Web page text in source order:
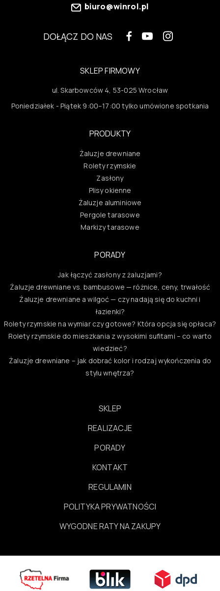
biuro@winrol.pl
DOŁĄCZ DO NAS
SKLEP FIRMOWY
ul. Skarbowców 4, 53-025 Wrocław
Poniedziałek - Piątek 9:00–17:00 tylko umówione spotkania
PRODUKTY
Żaluzje drewniane
Rolety rzymskie
Zasłony
Plisy okienne
Żaluzje aluminiowe
Pergole tarasowe
Markizy tarasowe
PORADY
Jak łączyć zasłony z żaluzjami?
Żaluzje drewniane vs. bambusowe — różnice, ceny, trwałość
Żaluzje drewniane a wilgoć — czy nadają się do kuchni i
łazienki?
Rolety rzymskie na wymiar czy gotowe? Która opcja się opłaca?
Rolety rzymskie do mieszkania z wysokimi sufitami – co warto
wiedzieć?
Żaluzje drewniane – jak dobrać kolor i rodzaj wykończenia do
stylu wnętrza?
SKLEP
REALIZACJE
PORADY
KONTAKT
REGULAMIN
POLITYKA PRYWATNOŚCI
WYGODNE RATY NA ZAKUPY